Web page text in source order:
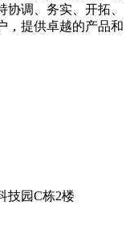
调、务实、开拓、
，提供卓越的产品和
技园C栋2楼